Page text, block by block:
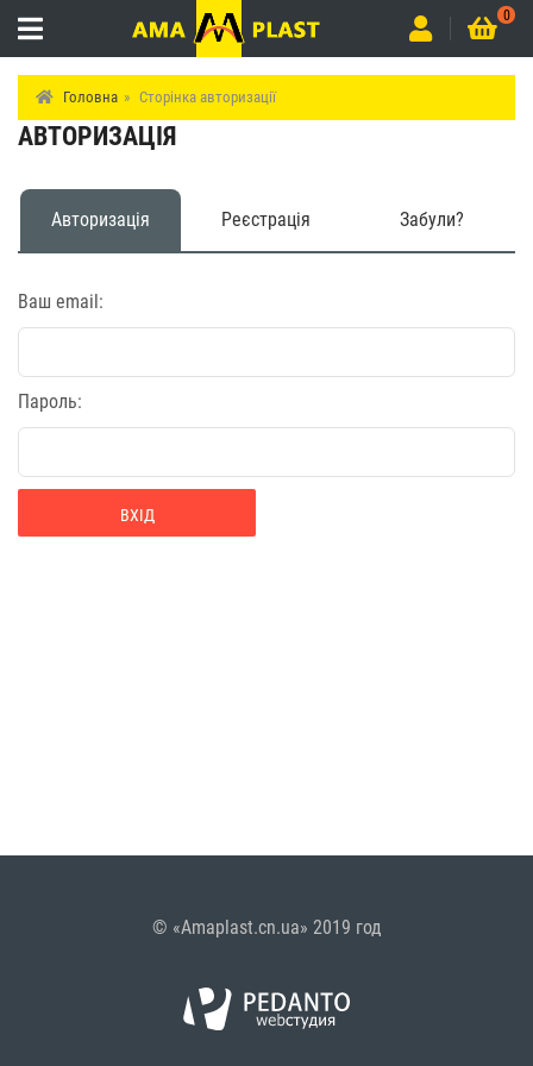
0
Головна Сторінка авторизації
АВТОРИЗАЦІЯ
Авторизація Реєстрація Забули?
Ваш email:
Пароль:
© «Amaplast.cn.ua» 2019 год